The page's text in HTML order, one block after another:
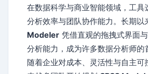
在数据科学与商业智能领域，工具
分析效率与团队协作能力。长期以
Modeler 凭借直观的拖拽式界面
分析能力，成为许多数据分析师的
随着企业对成本、灵活性与自主可